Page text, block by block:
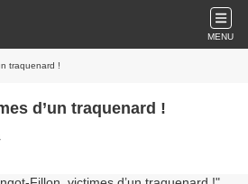
MENU
traquenard !
d’un traquenard !